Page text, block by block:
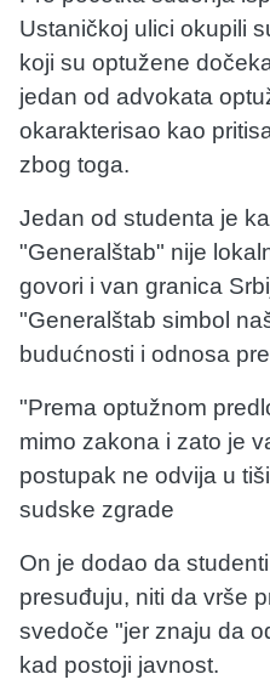
Ustaničkoj ulici okupili
koji su optužene
jedan od advokata
okarakterisao kao
zbog toga.
Jedan od studenta je
"Generalštab" nije
govori i van granica
"Generalštab simbol
budućnosti i odnosa
"Prema optužnom
mimo zakona i zato je
postupak ne odvija u
sudske zgrade
On je dodao da
presuđuju, niti da vrše
svedoče "jer znaju da
kad postoji javnost.